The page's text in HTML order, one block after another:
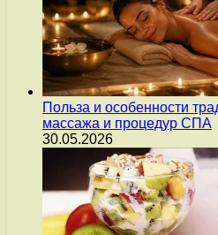
Польза и особенности
массажа и процедур СПА
30.05.2026